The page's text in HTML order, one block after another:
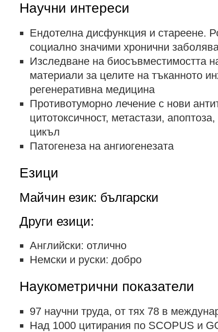
Научни интереси
Ендотелна дисфункция и стареене.
социално значими хронични
Изследване на биосъвместимостта
материали за целите на тъканното
регенеративна медицина
Противотуморно лечение с нови
цитотоксичност, метастази,
цикъл
Патогенеза на ангиогенезата
Езици
Майчин език: български
Други езици:
Английски: отлично
Немски и руски: добро
Наукометрични показатели
97 научни труда, от тях 78 в
Над 1000 цитирания по SCOPUS и